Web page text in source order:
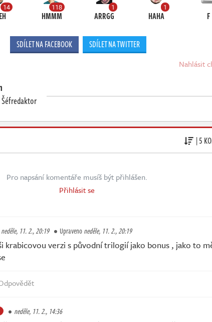
14 118
HMMM
1
ARRGG
1
HAHA F
SDÍLET NA FACEBOOK SDÍLET NA TWITTER
Nahlásit
| 5
Pro napsání komentáře musíš být přihlášen.
Přihlásit se
neděle, 11. 2., 20:19 Upravenoneděle, 11. 2., 20:19
krabicovou verzi s původní trilogií jako bonus , jako to
neděle, 11. 2., 14:36